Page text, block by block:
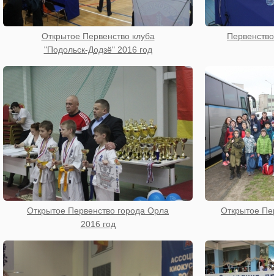
Открытое Первенство клуба
"Подольск-Додзё" 2016 год
Открытое Первенство города Орла
2016 год
Открытое